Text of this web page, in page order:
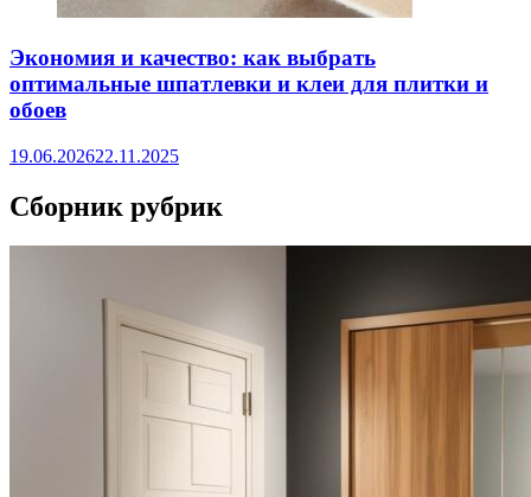
Экономия и качество: как выбрать
оптимальные шпатлевки и клеи для плитки и
обоев
19.06.202622.11.2025
Сборник рубрик